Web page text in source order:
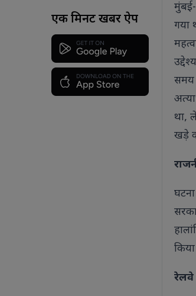
एक मिनट खबर ऐप
गया
समय
था,
खड़े
रेलवे